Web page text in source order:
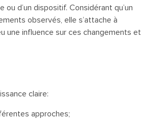
d’un dispositif. Considérant qu’un
observés, elle s’attache à
une influence sur ces changements et
claire:
approches;